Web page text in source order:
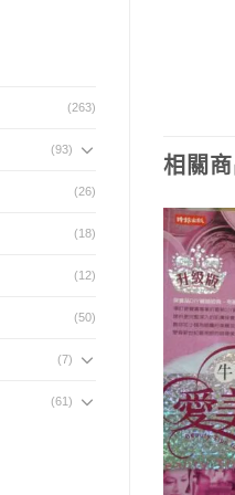
(263)
(93)
(26)
(18)
(12)
(50)
(7)
(61)
相關